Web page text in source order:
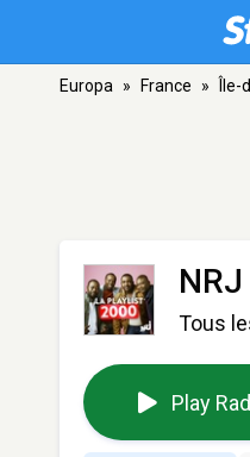
Europa » France »
Tous
Play